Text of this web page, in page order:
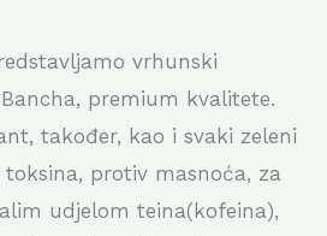
vrhunski
premium kvalitete.
također, kao i svaki zeleni
protiv masnoća, za
udjelom teina(kofeina),